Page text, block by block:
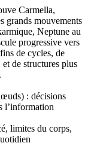
Carmella,
grands mouvements
Neptune au
progressive vers
de cycles, de
de structures plus
: décisions
l’information
limites du corps,